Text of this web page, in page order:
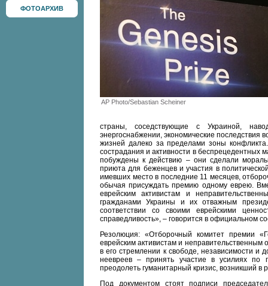
ФОТОАРХИВ
AP Photo/Sebastian Scheiner
страны, соседствующие с Украиной,
энергоснабжении, экономические
жизней далеко за пределами зоны
сострадания и активности в
побуждены к действию – они сделали
приюта для беженцев и участия в
имевших место в последние 11 месяцев,
обычая присуждать премию одному еврею.
еврейским активистам и
гражданами Украины и их отважным
соответствии со своими еврейскими
справедливость», – говорится в официальном
Резолюция: «Отборочный комитет премии
еврейским активистам и
в его стремлении к свободе, независимости и
неевреев – принять участие в усилиях по
преодолеть гуманитарный кризис, возникший в
Под документом стоят подписи